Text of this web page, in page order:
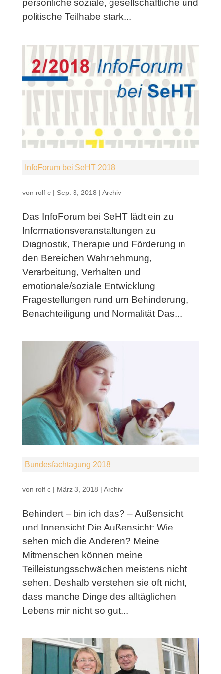
persönliche soziale, gesellschaftliche und
politische Teilhabe stark...
InfoForum bei SeHT 2018
von rolf c| Sep. 3, 2018 | Archiv
Das InfoForum bei SeHT lädt ein zu
Informationsveranstaltungen zu
Diagnostik, Therapie und Förderung in
den Bereichen Wahrnehmung,
Verarbeitung, Verhalten und
emotionale/soziale Entwicklung
Fragestellungen rund um Behinderung,
Benachteiligung und Normalität Das...
Bundesfachtagung 2018
von rolf c| März 3, 2018 | Archiv
Behindert – bin ich das? – Außensicht
und Innensicht Die Außensicht: Wie
sehen mich die Anderen? Meine
Mitmenschen können meine
Teilleistungsschwächen meistens nicht
sehen. Deshalb verstehen sie oft nicht,
dass manche Dinge des alltäglichen
Lebens mir nicht so gut...